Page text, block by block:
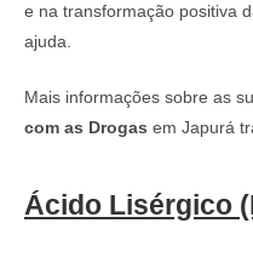
e na transformação positiva
ajuda.
Mais informações sobre as
com as Drogas em Japurá
Ácido Lisérgico